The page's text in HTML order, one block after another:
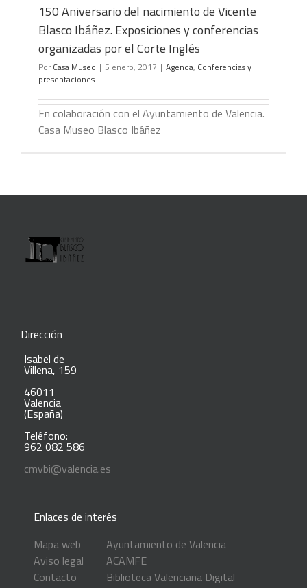
150 Aniversario del nacimiento de Vicente
Blasco Ibáñez. Exposiciones y conferencias
organizadas por el Corte Inglés
Por Casa Museo | 5 enero, 2017 | Agenda, Conferencias y
presentaciones
En colaboración con el Ayuntamiento de Valencia.
Casa Museo Blasco Ibáñez
Dirección
Isabel de
Villena, 159
46011
Valencia
(España)
Teléfono:
962 082 586
cmvbi@valencia.es
Enlaces de interés
Mapa web
Aviso legal
Contacto
Ayuntamiento de Valencia
ACAMFE
Biblioteca Valenciana Digital